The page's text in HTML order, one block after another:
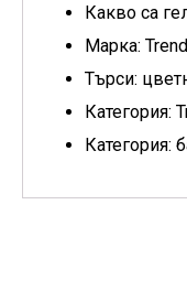
Какво са
Марка:
Търси:
Категория:
Категория: